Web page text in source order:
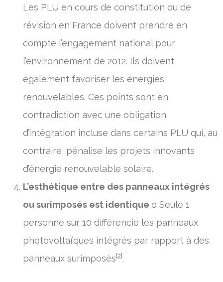
Les PLU en cours de constitution ou de
révision en France doivent prendre en
compte l’engagement national pour
l’environnement de 2012. Ils doivent
également favoriser les énergies
renouvelables. Ces points sont en
contradiction avec une obligation
d’intégration incluse dans certains PLU qui, au
contraire, pénalise les projets innovants
d’énergie renouvelable solaire.
L’esthétique entre des panneaux intégrés
ou surimposés est identique o Seule 1
personne sur 10 différencie les panneaux
photovoltaïques intégrés par rapport à des
panneaux surimposés[2].